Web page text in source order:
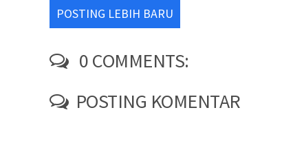
POSTING LEBIH BARU
0 COMMENTS:
POSTING KOMENTAR